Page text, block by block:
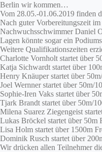
Berlin wir kommen…
Vom 28.05.-01.06.2019 finden
Nach guter Vorbereitungszeit
Nachwuchsschwimmer Daniel
Lagen könnte sogar ein
Weitere Qualifikationszeiten
Charlotte Vornholt startet über
Katja Sichwardt startet über
Henry Knäuper startet über
Joel Wernner startet über 50m/
Sophie-Iren Vaks startet über
Tjark Brandt startet über 50m/
Milena Suarez Ziegengeist
Lukas Bröckel startet über 50m
Lisa Holm startet über 1500m
Dominik Rusch startet über
Wir drücken allen Teilnehmer